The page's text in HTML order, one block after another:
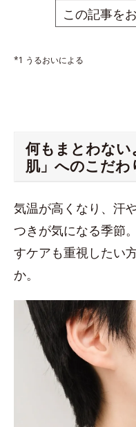
この記事を
*1 うるおいによる
何もまとわな
肌」へのこだわ
気温が高くなり、汗
つきが気になる季節
すケアも重視したい
か。